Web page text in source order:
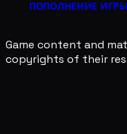
ПОПОЛНЕНИЕ ИГРЫ
Game content and
copyrights of their